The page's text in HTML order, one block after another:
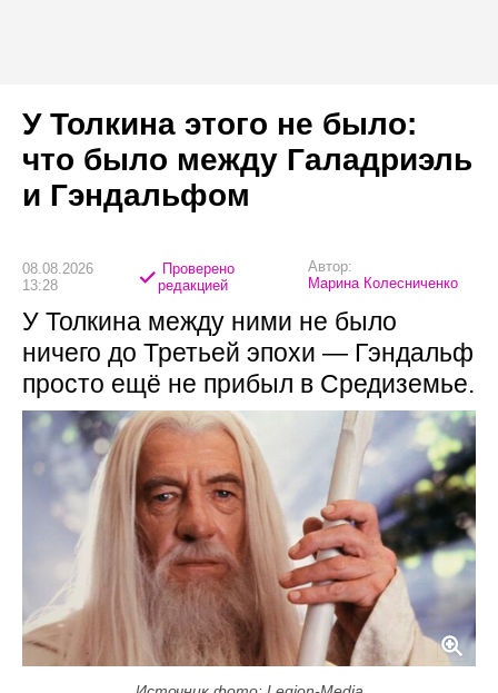
У Толкина этого не было:
что было между Галадриэль
и Гэндальфом
08.08.2026
13:28
Проверено
редакцией
Автор:
Марина Колесниченко
У Толкина между ними не было
ничего до Третьей эпохи — Гэндальф
просто ещё не прибыл в Средиземье.